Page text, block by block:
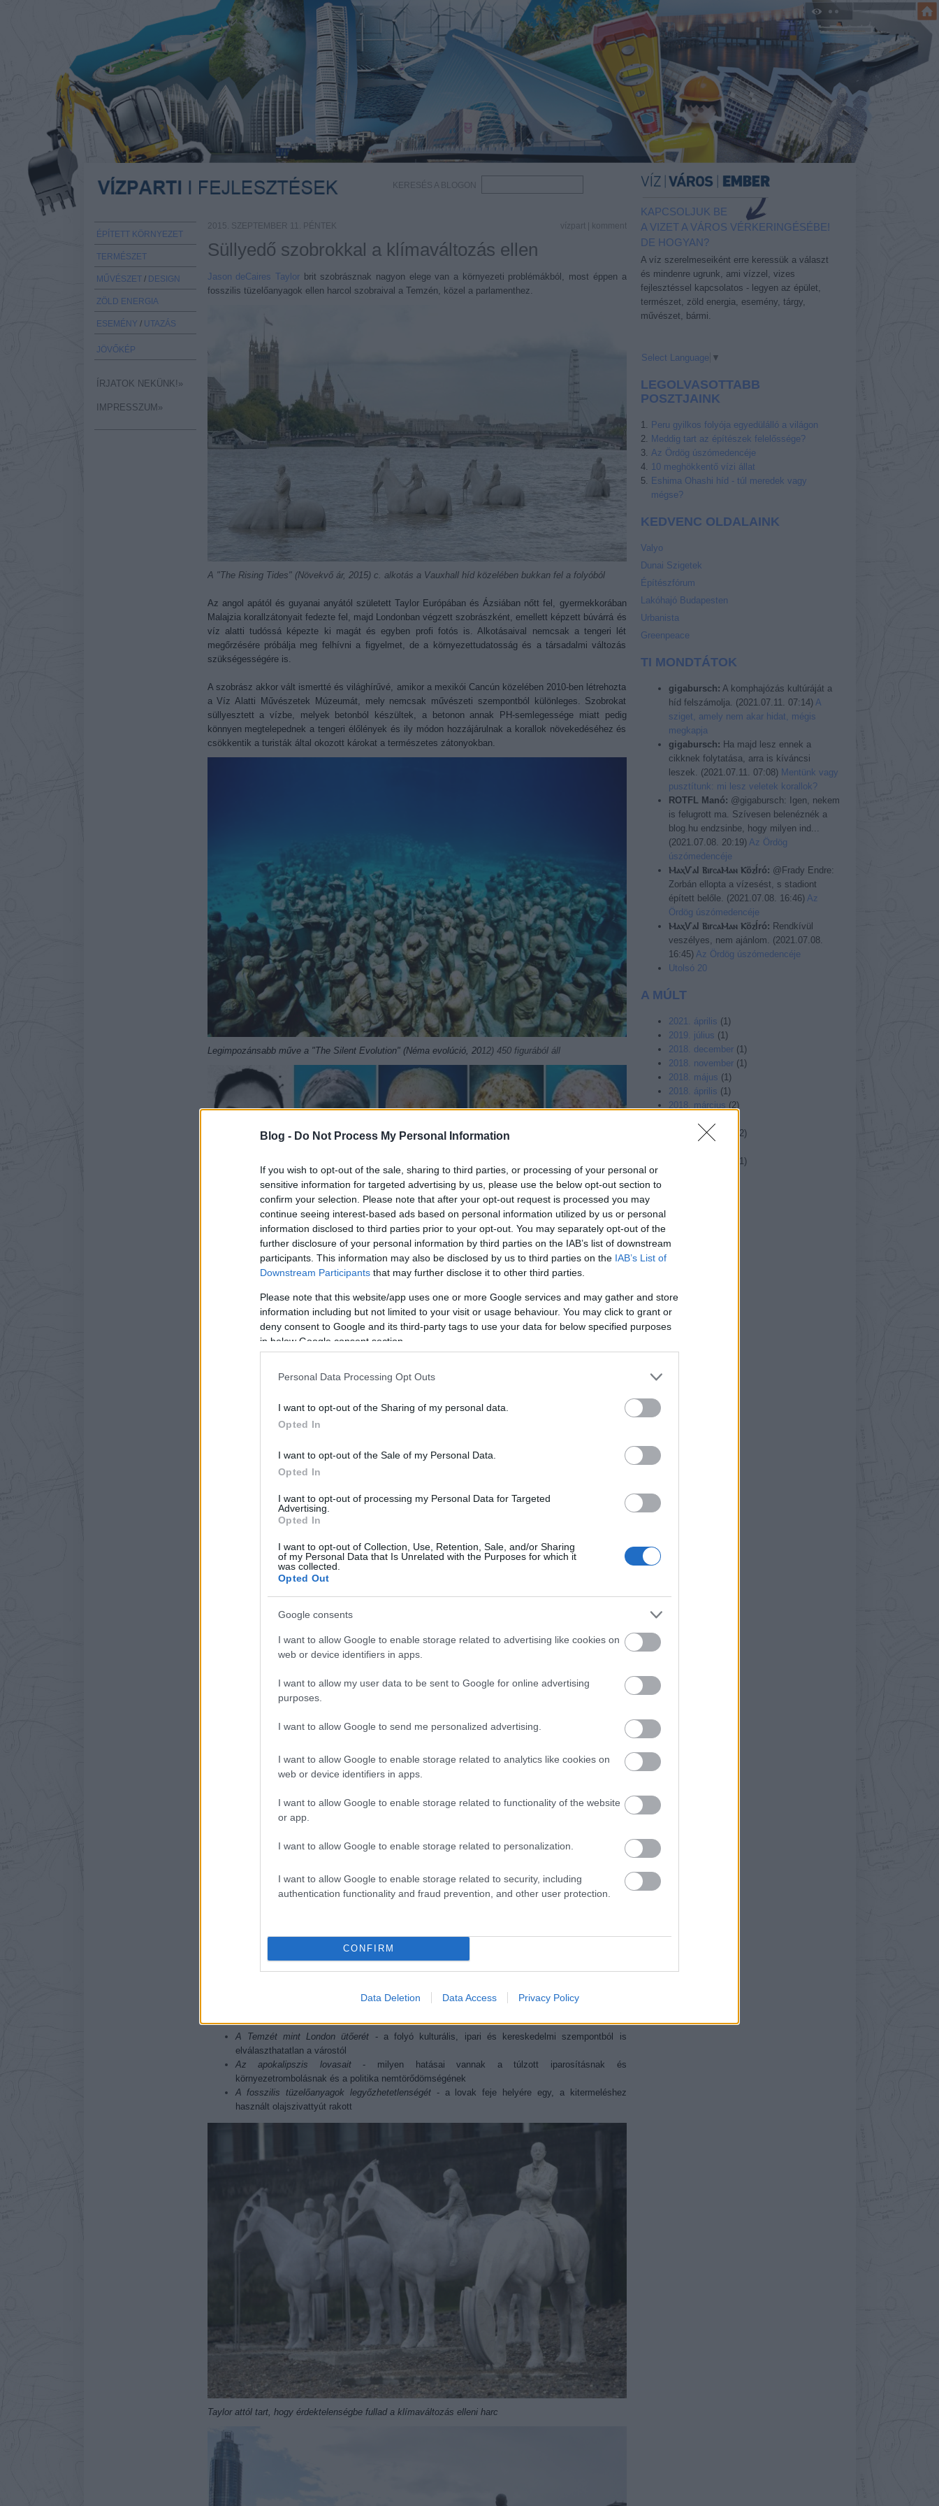
Blog - Do Not Process My Personal Information
If you wish to opt-out of the sale, sharing to third parties, or processing of your personal or
sensitive information for targeted advertising by us, please use the below opt-out section to
confirm your selection. Please note that after your opt-out request is processed you may
continue seeing interest-based ads based on personal information utilized by us or personal
information disclosed to third parties prior to your opt-out. You may separately opt-out of the
further disclosure of your personal information by third parties on the IAB’s list of downstream
participants. This information may also be disclosed by us to third parties on the IAB’s List of
Downstream Participants that may further disclose it to other third parties.
Please note that this website/app uses one or more Google services and may gather and store
information including but not limited to your visit or usage behaviour. You may click to grant or
deny consent to Google and its third-party tags to use your data for below specified purposes
in below Google consent section.
Personal Data Processing Opt Outs
I want to opt-out of the Sharing of my personal data.
Opted In
I want to opt-out of the Sale of my Personal Data.
Opted In
I want to opt-out of processing my Personal Data for Targeted
Advertising.
Opted In
I want to opt-out of Collection, Use, Retention, Sale, and/or Sharing
of my Personal Data that Is Unrelated with the Purposes for which it
was collected.
Opted Out
Google consents
I want to allow Google to enable storage related to advertising like cookies on
web or device identifiers in apps.
I want to allow my user data to be sent to Google for online advertising
purposes.
I want to allow Google to send me personalized advertising.
I want to allow Google to enable storage related to analytics like cookies on
web or device identifiers in apps.
I want to allow Google to enable storage related to functionality of the website
or app.
I want to allow Google to enable storage related to personalization.
I want to allow Google to enable storage related to security, including
authentication functionality and fraud prevention, and other user protection.
CONFIRM
Data Deletion Data Access Privacy Policy
KERESÉS A BLOGON
KAPCSOLJUK BE
A VIZET A VÁROS VÉRKERINGÉSÉBE!
DE HOGYAN?
A víz szerelmeseiként erre keressük a választ
és mindenre ugrunk, ami vízzel, vizes
fejlesztéssel kapcsolatos - legyen az épület,
természet, zöld energia, esemény, tárgy,
művészet, bármi.
Select Language ▼
LEGOLVASOTTABB
POSZTJAINK
Peru gyilkos folyója egyedülálló a világon
Meddig tart az építészek felelőssége?
Az Ördög úszómedencéje
10 meghökkentő vízi állat
Eshima Ohashi híd - túl meredek vagy
mégse?
KEDVENC OLDALAINK
Valyo
Dunai Szigetek
Építészfórum
Lakóhajó Budapesten
Urbanista
Greenpeace
TI MONDTÁTOK
gigabursch: A komphajózás kultúráját a
híd felszámolja. (2021.07.11. 07:14) A
sziget, amely nem akar hidat, mégis
megkapja
gigabursch: Ha majd lesz ennek a
cikknek folytatása, arra is kíváncsi
leszek. (2021.07.11. 07:08) Mentünk vagy
pusztítunk: mi lesz veletek korallok?
ROTFL Manó: @gigabursch: Igen, nekem
is felugrott ma. Szívesen belenéznék a
blog.hu endzsinbe, hogy milyen ind...
(2021.07.08. 20:19) Az Ördög
úszómedencéje
ⲘⲁⲭѴⲁl ⲂⲓrⲥⲁⲘⲁⲛ ⲔöⲍÍró: @Frady Endre:
Zorbán ellopta a vízesést, s stadiont
épített belőle. (2021.07.08. 16:46) Az
Ördög úszómedencéje
ⲘⲁⲭѴⲁl ⲂⲓrⲥⲁⲘⲁⲛ ⲔöⲍÍró: Rendkívül
veszélyes, nem ajánlom. (2021.07.08.
16:45) Az Ördög úszómedencéje
Utolsó 20
A MÚLT
2021. április (1)
2019. július (1)
2018. december (1)
2018. november (1)
2018. május (1)
2018. április (1)
2018. március (2)
2017. december
2)
1)
BELÉPÉS
ÉPÍTETT KÖRNYEZET
TERMÉSZET
MŰVÉSZET / DESIGN
ZÖLD ENERGIA
ESEMÉNY / UTAZÁS
JÖVŐKÉP
ÍRJATOK NEKÜNK!»
IMPRESSZUM»
2015. SZEPTEMBER 11. PÉNTEK vízpart komment
Süllyedő szobrokkal a klímaváltozás ellen
Jason deCaires Taylorbrit szobrásznak nagyon elege van a környezeti problémákból, most éppen a
fosszilis tüzelőanyagok ellen harcol szobraival a Temzén, közel a parlamenthez.
A "The Rising Tides" (Növekvő ár, 2015) c. alkotás a Vauxhall híd közelében bukkan fel a folyóból
Az angol apától és guyanai anyától született Taylor Európában és Ázsiában nőtt fel, gyermekkorában
Malajzia korallzátonyait fedezte fel, majd Londonban végzett szobrászként, emellett képzett búvárrá és
víz alatti tudóssá képezte ki magát és egyben profi fotós is. Alkotásaival nemcsak a tengeri lét
megőrzésére próbálja meg felhívni a figyelmet, de a környezettudatosság és a társadalmi változás
szükségességére is.
A szobrász akkor vált ismertté és világhírűvé, amikor a mexikói Cancún közelében 2010-ben létrehozta
a Víz Alatti Művészetek Múzeumát, mely nemcsak művészeti szempontból különleges. Szobrokat
süllyesztett a vízbe, melyek betonból készültek, a betonon annak PH-semlegessége miatt pedig
könnyen megtelepednek a tengeri élőlények és ily módon hozzájárulnak a korallok növekedéséhez és
csökkentik a turisták által okozott károkat a természetes zátonyokban.
Legimpozánsabb műve a "The Silent Evolution" (Néma evolúció, 2012) 450 figurából áll
Így lesz élő emberekből szobor, majd tengeri állatok élőhelye
A Bahamáknál található "Atlas" (2014) a maga 60 tonnájával a világ legnagyobb víz alatti szobra
de mindössze csak napi 2 órára, az árapály-jelenségnek köszönhetően. A 4 életnagyságú shire lóból és
A Temzét mint London ütőerét - a folyó kulturális, ipari és kereskedelmi szempontból is
elválaszthatatlan a várostól
Az apokalipszis lovasait- milyen hatásai vannak a túlzott iparosításnak és
környezetrombolásnak és a politika nemtörődömségének
A fosszilis tüzelőanyagok legyőzhetetlenségét- a lovak feje helyére egy, a kitermeléshez
használt olajszivattyút rakott
Taylor attól tart, hogy érdektelenségbe fullad a klímaváltozás elleni harc